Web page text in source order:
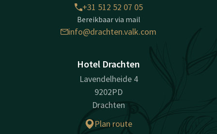
+31 512 52 07 05
Bereikbaar via mail
info@drachten.valk.com
Hotel Drachten
Lavendelheide 4
9202PD
Drachten
Plan route